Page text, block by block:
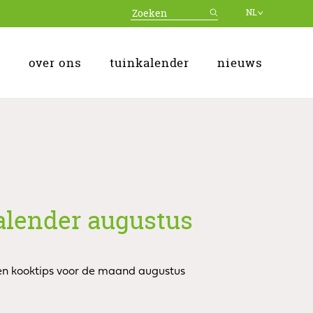
NL
over ons tuinkalender nieuws
augustus
kooktips voor de maand augustus